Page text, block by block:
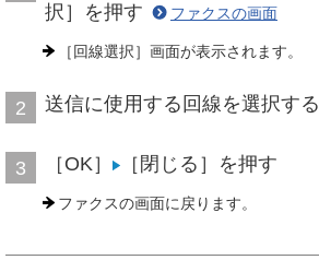
択］を押す
ファクスの画面
［回線選択］画面が表示されます。
2 送信に使用する回線を選択する
3 ［OK］ ［閉じる］を押す
ファクスの画面に戻ります。